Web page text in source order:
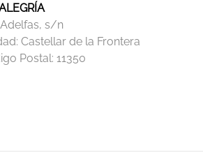
s/n
Castellar de la Frontera
Postal: 11350